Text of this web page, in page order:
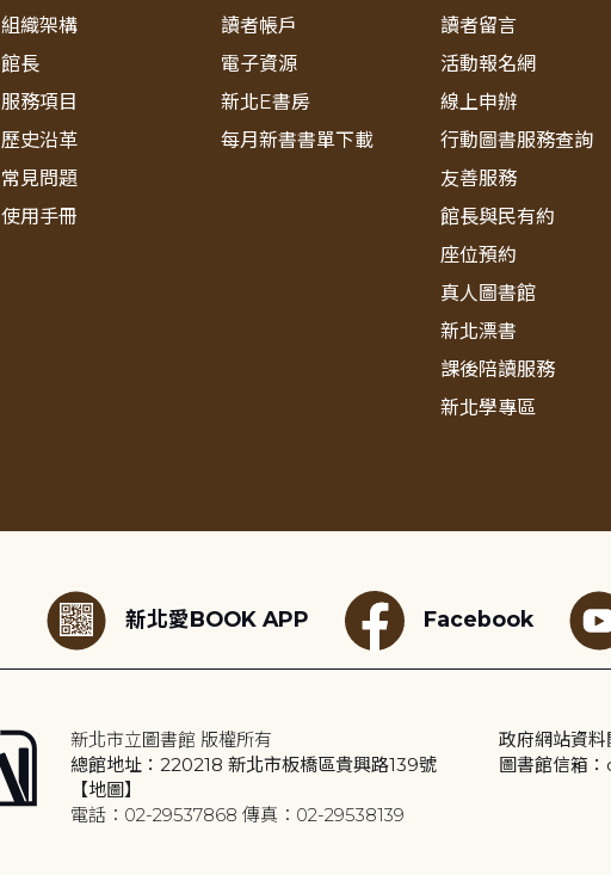
組織架構
館長
服務項目
歷史沿革
常見問題
使用手冊
讀者帳戶
電子資源
新北E書房
每月新書書單下載
讀者留言
活動報名網
線上申辦
行動圖書服務查詢
友善服務
館長與民有約
座位預約
真人圖書館
新北漂書
課後陪讀服務
新北學專區
新北愛BOOK APP Facebook
新北市立圖書館 版權所有
總館地址：220218 新北市板橋區貴興路139號
【地圖】
電話：02-29537868 傳真：02-29538139
政府網站資料
圖書館信箱